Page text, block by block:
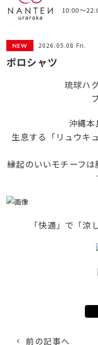
10:00～
2026.05.08 Fri.
ポロシャツ
琉球ハ
沖縄
生息する「リュウキ
縁起のいいモチーフ
「快適」で「涼
前の記事へ